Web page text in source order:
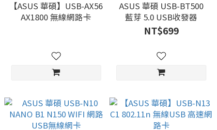
【ASUS 華碩】USB-AX56
AX1800 無線網路卡
ASUS 華碩 USB-BT500
藍芽 5.0 USB收發器
NT$699